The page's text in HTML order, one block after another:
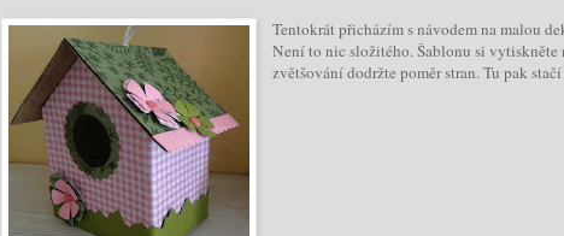
Tentokrát přicházím s návodem na malou
Není to nic složitého. Šablonu si vytiskněte
zvětšování dodržte poměr stran.Tu pak